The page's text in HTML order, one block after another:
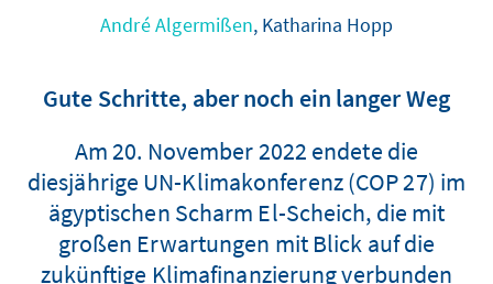
André Algermißen, Katharina Hopp
Gute Schritte, aber noch ein langer Weg
Am 20. November 2022 endete die
diesjährige UN-Klimakonferenz (COP 27) im
ägyptischen Scharm El-Scheich, die mit
großen Erwartungen mit Blick auf die
zukünftige Klimafinanzierung verbunden